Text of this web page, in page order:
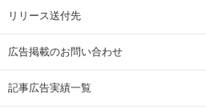
リリース送付先
広告掲載のお問い合わせ
記事広告実績一覧